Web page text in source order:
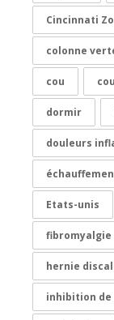
Cincinnati
colonne
cou
dormir
douleurs
Etats-unis
fibromyalgie
hernie
inhibition